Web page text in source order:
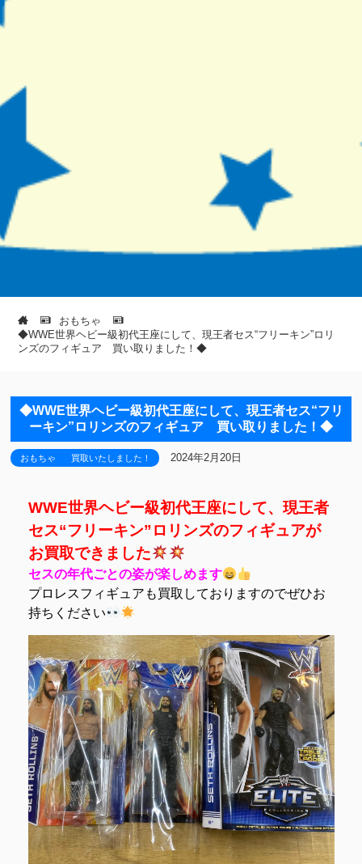
おもちゃ
◆WWE世界ヘビー級初代王座にして、現王者セス“フリーキン”ロリ
ンズのフィギュア 買い取りました！◆
◆WWE世界ヘビー級初代王座にして、現王者セス“フリ
ーキン”ロリンズのフィギュア 買い取りました！◆
おもちゃ 買取いたしました！ 2024年2月20日
WWE世界ヘビー級初代王座にして、現王者
セス“フリーキン”ロリンズのフィギュアが
お買取できました
セスの年代ごとの姿が楽しめます
プロレスフィギュアも買取しておりますのでぜひお
持ちください